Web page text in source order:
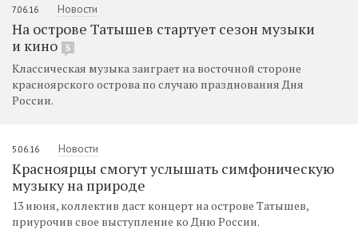
7.06.16 Новости
На острове Татышев стартует сезон музыки
и кино
5
Классическая музыка заиграет на восточной стороне
красноярского острова по случаю празднования Дня
России.
5.06.16 Новости
Красноярцы смогут услышать симфоническую
музыку на природе
13 июня, коллектив даст концерт на острове Татышев,
приурочив свое выступление ко Дню России.